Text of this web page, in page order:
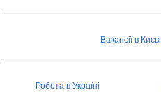
Вакансії в Києві
Робота в Україні